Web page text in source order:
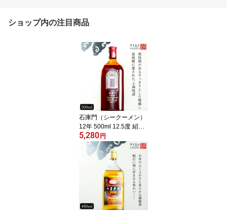
ショップ内の注目商品
石庫門（シークーメン）
12年 500ml 12.5度 紹興
酒 黄酒 中華 |お酒 酒 甕
ギフト 誕生日 プレゼン
ト 内祝い 内祝 定年退職
お歳暮 地酒 中国 上海 高
級 お祝い お礼 御歳暮 贈
り物 贈答品 還暦祝い 退
職祝い 長寿祝い 退職 お
返し 父の日 老酒 お中元
5,280円